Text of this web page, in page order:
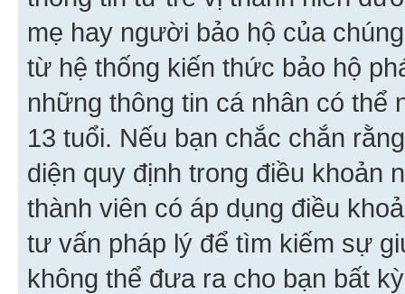
mẹ hay người bảo hộ của
từ hệ thống kiến thức bảo hộ
những thông tin cá nhân có thể
13 tuổi. Nếu bạn chắc chắn
diện quy định trong điều khoản
thành viên có áp dụng điều
tư vấn pháp lý để tìm kiếm sự
không thể đưa ra cho bạn bất